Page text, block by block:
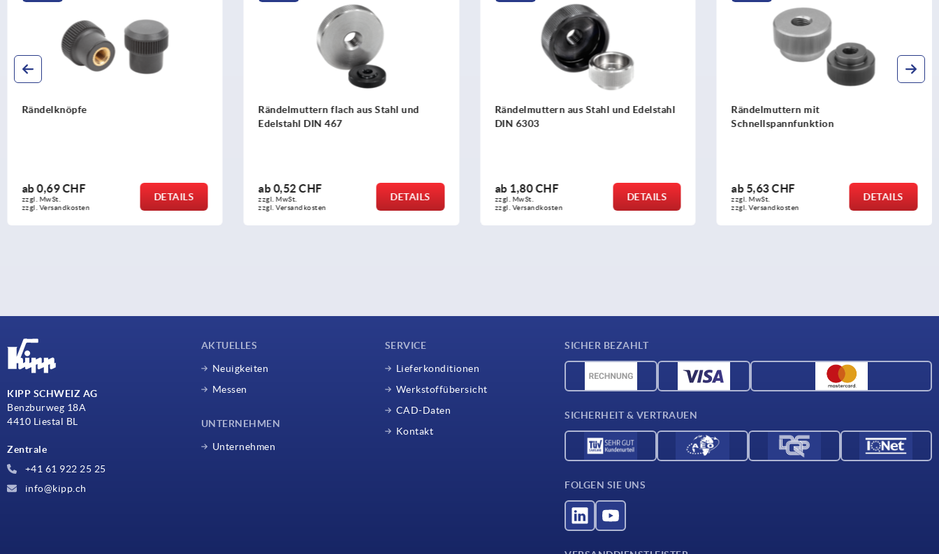
Rändelmuttern flach aus Stahl und
ab0,52 CHF
zzgl. MwSt.
zzgl. Versandkosten
DETAILS
Rändelmuttern aus Stahl und Edelstahl
DIN 6303
ab1,80 CHF
zzgl. MwSt.
zzgl. Versandkosten
DETAILS
Rändelmuttern mit
Schnellspannfunktion
ab 5,63 CHF
zzgl. MwSt.
zzgl. Versandkosten
DETAILS
Rändelschrauben Kunststoff
ab 1,11 CHF
zzgl. MwSt.
zzgl. Versandkosten
DETAILS
KIPP SCHWEIZ AG
Benzburweg 18A
4410 Liestal BL
Zentrale
+41 61 922 25 25
info@kipp.ch
AKTUELLES
Neuigkeiten
Messen
UNTERNEHMEN
Unternehmen
SERVICE
Lieferkonditionen
Werkstoffübersicht
CAD-Daten
Kontakt
SICHER BEZAHLT
SICHERHEIT & VERTRAUEN
FOLGEN SIE UNS